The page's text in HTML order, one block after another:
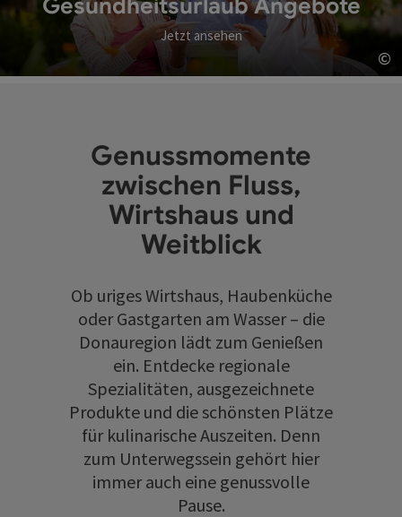
Gesundheitsurlaub Angebote
Jetzt ansehen
©
Genussmomente
zwischen Fluss,
Wirtshaus und
Weitblick
Ob uriges Wirtshaus, Haubenküche
oder Gastgarten am Wasser – die
Donauregion lädt zum Genießen
ein. Entdecke regionale
Spezialitäten, ausgezeichnete
Produkte und die schönsten Plätze
für kulinarische Auszeiten. Denn
zum Unterwegssein gehört hier
immer auch eine genussvolle
Pause.